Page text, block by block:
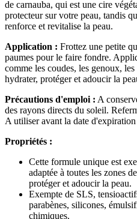
de carnauba, qui est une cire
protecteur sur votre peau, tandis
renforce et revitalise la peau.
Application : Frottez une petite
paumes pour le faire fondre.
comme les coudes, les genoux,
hydrater, protéger et adoucir la
Précautions d'emploi : A
des rayons directs du soleil.
A utiliser avant la date
Propriétés :
Cette formule unique est
adaptée à toutes les zones
protéger et adoucir la peau.
Exempte de SLS,
parabènes, silicones,
chimiques.